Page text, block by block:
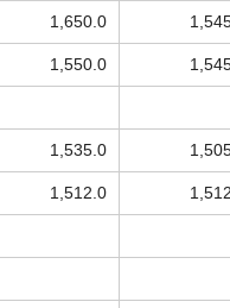
1,650.0
1,550.0
1,535.0
1,512.0